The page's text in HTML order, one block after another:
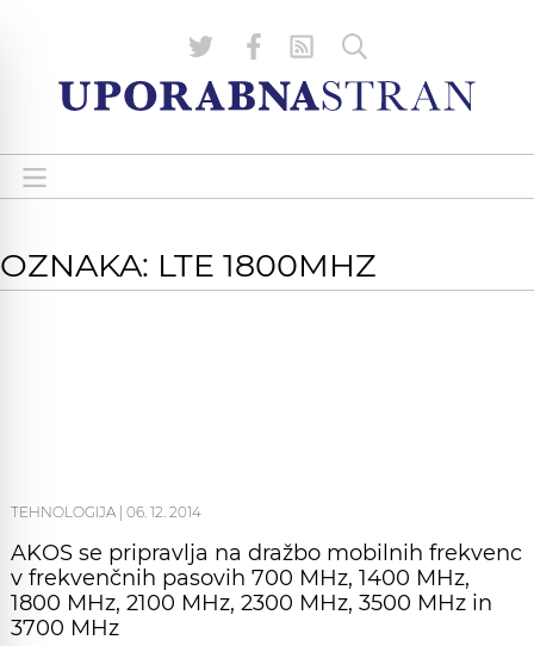
OZNAKA: LTE 1800MHZ
TEHNOLOGIJA 06. 12. 2014
AKOS se pripravlja na dražbo mobilnih frekvenc
v frekvenčnih pasovih 700 MHz, 1400 MHz,
1800 MHz, 2100 MHz, 2300 MHz, 3500 MHz in
3700 MHz